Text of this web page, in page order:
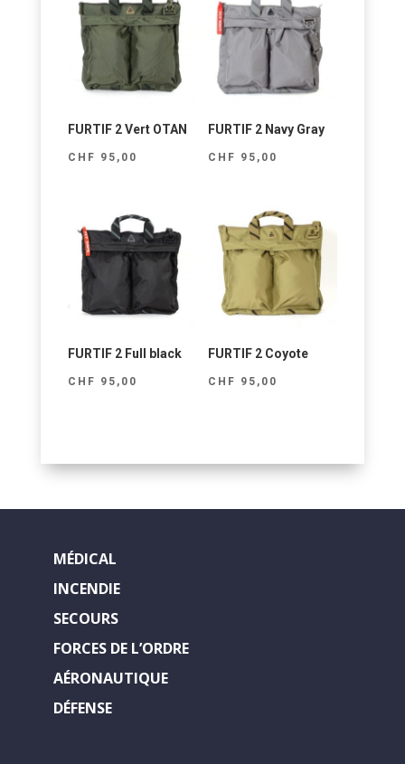
FURTIF 2 Vert OTAN
CHF 95,00
FURTIF 2 Navy Gray
CHF 95,00
FURTIF 2 Full black
CHF 95,00
FURTIF 2 Coyote
CHF 95,00
MÉDICAL
INCENDIE
SECOURS
FORCES DE L’ORDRE
AÉRONAUTIQUE
DÉFENSE